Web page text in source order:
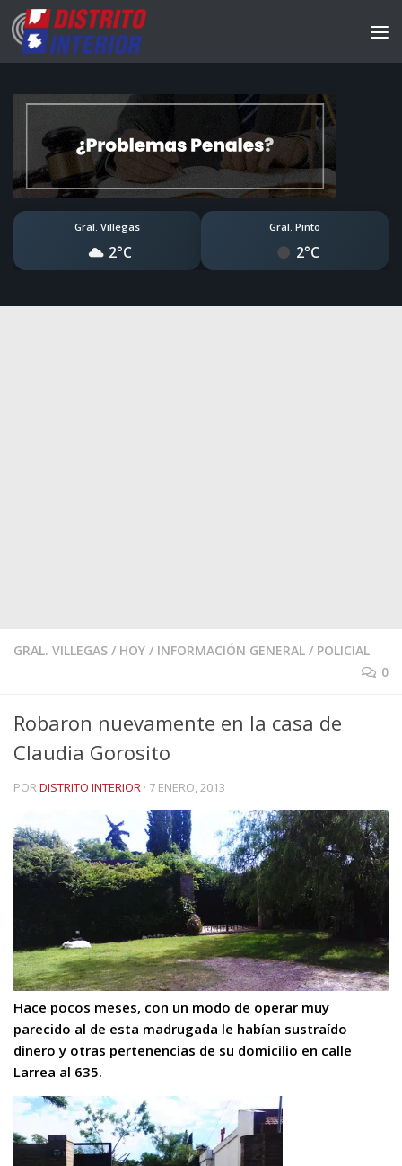
Gral. Villegas
2°C
Gral. Pinto
2°C
GRAL. VILLEGAS / HOY / INFORMACIÓN GENERAL / POLICIAL
0
Robaron nuevamente en la casa de
Claudia Gorosito
PORDISTRITO INTERIOR · 7 ENERO, 2013
Hace pocos meses, con un modo de operar muy
parecido al de esta madrugada le habían sustraído
dinero y otras pertenencias de su domicilio en calle
Larrea al 635.